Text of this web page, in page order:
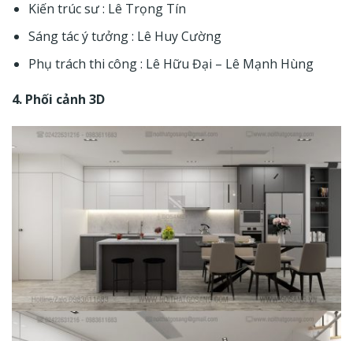
Kiến trúc sư : Lê Trọng Tín
Sáng tác ý tưởng : Lê Huy Cường
Phụ trách thi công : Lê Hữu Đại – Lê Mạnh Hùng
4. Phối cảnh 3D